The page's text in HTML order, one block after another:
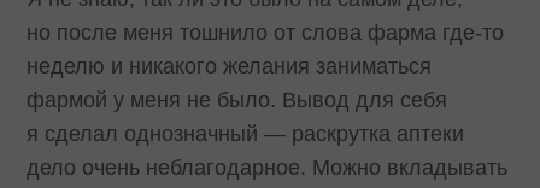
но после меня тошнило от слова фарма где-то
неделю и никакого желания заниматься
фармой у меня не было. Вывод для себя
я сделал однозначный — раскрутка аптеки
дело очень неблагодарное. Можно вкладывать